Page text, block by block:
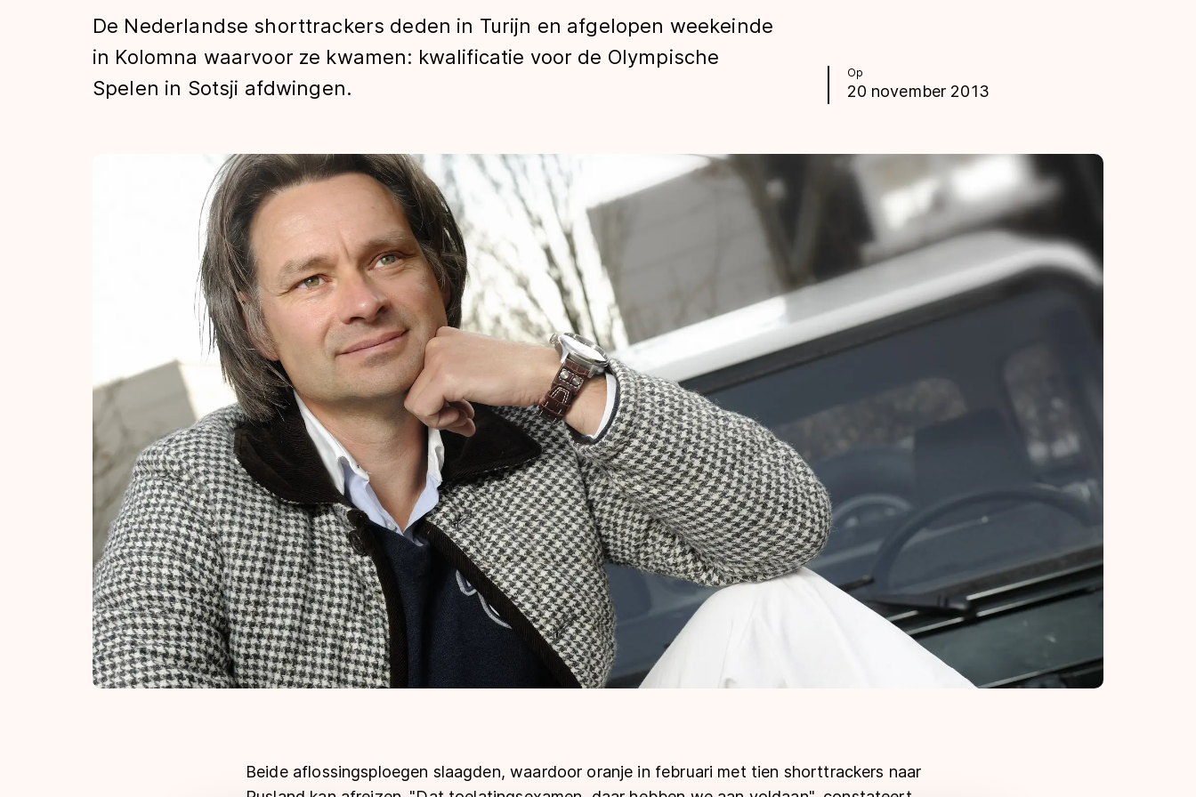
Tijden & historie
De weg op
Schaatsfans
Olympische Spelen
Op
20 november 2013
De Nederlandse shorttrackers deden in Turijn en afgelopen weekeinde
in Kolomna waarvoor ze kwamen: kwalificatie voor de Olympische
Spelen in Sotsji afdwingen.
Beide aflossingsploegen slaagden, waardoor oranje in februari met tien shorttrackers naar